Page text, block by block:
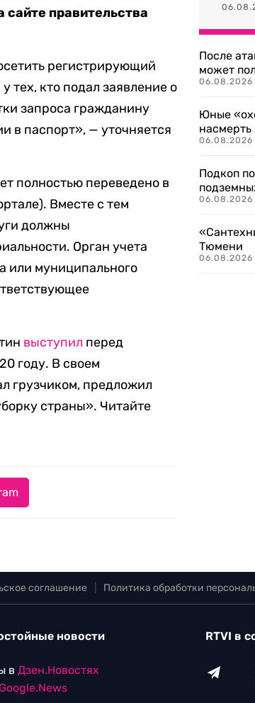
сайте правительства
регистрирующий
тех, кто подал заявление о
запроса гражданину
в паспорт», — уточняется
полностью переведено в
Вместе с тем
должны
Орган учета
или муниципального
выступил перед
году. В своем
грузчиком, предложил
страны». Читайте
После
может
06.08.2026
Юные
06.08.2026
Подкоп
06.08.2026
Тюмени
06.08.2026
соглашение Политика обработки
новости
в Дзен.Новостях
Google.News
RTVI в